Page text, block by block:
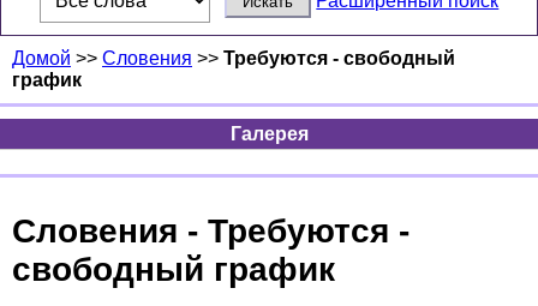
Домой >> Словения >> Требуются - свободный
график
Галерея
Словения - Требуются -
свободный график